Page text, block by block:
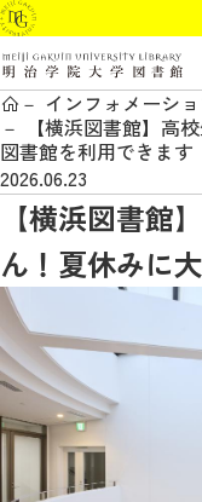
インフォメーシ
【横浜図書館】高
図書館を利用できます
2026.06.23
【横浜図書館
ん！夏休みに